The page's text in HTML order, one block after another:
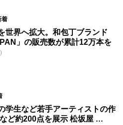
着
世界へ拡大。和包丁ブランド
」の販売数が累計12万本を
学生など若手アーティストの作
など約200点を展示 松坂屋 …